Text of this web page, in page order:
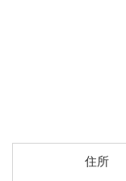
住所